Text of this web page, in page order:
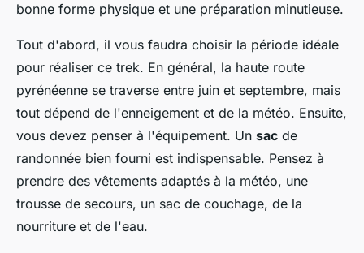
bonne forme physique et une préparation minutieuse.
Tout d'abord, il vous faudra choisir la période idéale
pour réaliser ce trek. En général, la haute route
pyrénéenne se traverse entre juin et septembre, mais
tout dépend de l'enneigement et de la météo. Ensuite,
vous devez penser à l'équipement. Un sac de
randonnée bien fourni est indispensable. Pensez à
prendre des vêtements adaptés à la météo, une
trousse de secours, un sac de couchage, de la
nourriture et de l'eau.